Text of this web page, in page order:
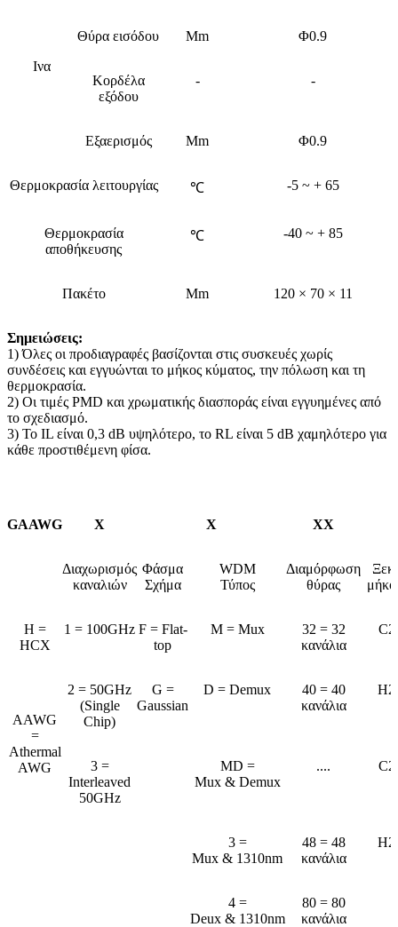
Ινα
Θύρα εισόδου Mm Φ0.9
Κορδέλα
εξόδου
- -
Εξαερισμός Mm Φ0.9
Θερμοκρασία λειτουργίας ℃ -5 ~ + 65
Θερμοκρασία
αποθήκευσης
℃ -40 ~ + 85
Πακέτο Mm 120 × 70 × 11
Σημειώσεις:
1) Όλες οι προδιαγραφές βασίζονται στις συσκευές χωρίς
συνδέσεις και εγγυώνται το μήκος κύματος, την πόλωση και τη
θερμοκρασία.
2) Οι τιμές PMD και χρωματικής διασποράς είναι εγγυημένες από
το σχεδιασμό.
3) Το IL είναι 0,3 dB υψηλότερο, το RL είναι 5 dB χαμηλότερο για
κάθε προστιθέμενη φίσα.
GAAWG Χ Χ XX
Διαχωρισμός
καναλιών
Φάσμα
Σχήμα
WDM
Τύπος
Διαμόρφωση
θύρας
Η =
HCX
1 = 100GHz F = Flat-
top
M = Mux
32 = 32
κανάλια
AAWG
=
Athermal
AWG
2 = 50GHz
(Single
Chip)
G =
Gaussian
D = Demux
40 = 40
κανάλια
3 =
Interleaved
50GHz
MD =
Mux & Demux
....
3 =
Mux & 1310nm
48 = 48
κανάλια
4 =
Deux & 1310nm
80 = 80
κανάλια